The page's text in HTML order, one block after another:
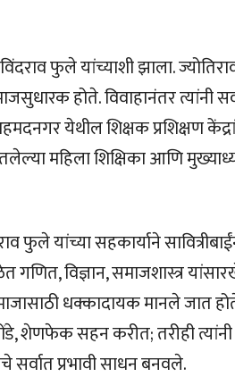
फुले यांच्याशी झाला.
होते. विवाहानंतर त्यांनी
येथील शिक्षक प्रशिक्षण
महिला शिक्षिका आणि
फुले यांच्या सहकार्याने
गणित, विज्ञान, समाजशास्त्र
धक्कादायक मानले जात होते.
शेणफेक सहन करीत; तरीही त्यांनी
सर्वात प्रभावी साधन बनवले.